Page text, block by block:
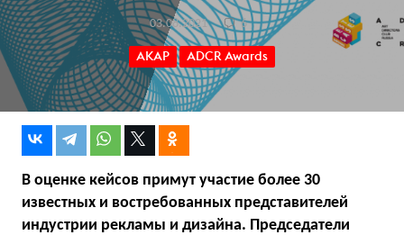
03.08.2021 6
АКАР ADCR Awards
В оценке кейсов примут участие более 30
известных и востребованных представителей
индустрии рекламы и дизайна. Председатели